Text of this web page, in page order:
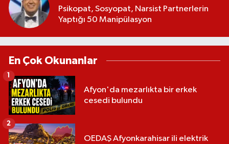
Psikopat, Sosyopat, Narsist Partnerlerin
Yaptığı 50 Manipülasyon
En Çok Okunanlar
Afyon'da mezarlıkta bir erkek
cesedi bulundu
1
OEDAŞ Afyonkarahisar ili elektrik
2